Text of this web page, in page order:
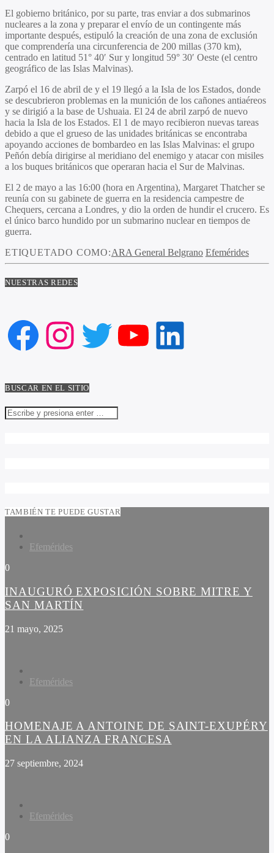
El gobierno británico, por su parte, tras enviar a dos submarinos
nucleares a la zona y preparar el envío de un contingente más
importante después, estipuló la creación de una zona de exclusión
que comprendería una circunferencia de 200 millas (370 km),
centrado en latitud 51° 40′ Sur y longitud 59° 30′ Oeste (el centro
geográfico de las Islas Malvinas).
Zarpó el 16 de abril de y el 19 llegó a la Isla de los Estados, donde
se descubrieron problemas en la munición de los cañones antiaéreos
y se dirigió a la base de Ushuaia. El 24 de abril zarpó de nuevo
hacia la Isla de los Estados. El 1 de mayo recibieron nuevas tareas
debido a que el grueso de las unidades británicas se encontraba
apoyando acciones de bombardeo en las Islas Malvinas: el grupo
Peñón debía dirigirse al meridiano del enemigo y atacar con misiles
a los buques británicos que operaran hacia el Sur de Malvinas.
El 2 de mayo a las 16:00 (hora en Argentina), Margaret Thatcher se
reunía con su gabinete de guerra en la residencia campestre de
Chequers, cercana a Londres, y dio la orden de hundir el crucero. Es
el único barco hundido por un submarino nuclear en tiempos de
guerra.
ETIQUETADO COMO:ARA General Belgrano Efemérides
NUESTRAS REDES
Facebook
Instagram
Twitter
YouTube
LinkedIn
BUSCAR EN EL SITIO
TAMBIÉN TE PUEDE GUSTAR
Efemérides
0
INAUGURÓ EXPOSICIÓN SOBRE MITRE Y
SAN MARTÍN
21 mayo, 2025
Efemérides
0
HOMENAJE A ANTOINE DE SAINT-EXUPÉRY
EN LA ALIANZA FRANCESA
27 septiembre, 2024
Efemérides
0